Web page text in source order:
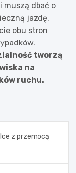
muszą dbać o
jazdę.
obu stron
tworzą
na
ruchu.
z przemocą